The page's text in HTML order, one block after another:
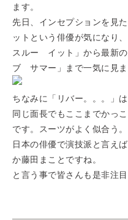
ます。
先日、インセプションを見
ットという俳優が気にな
スルー イット」から最新
ブ サマー」まで一気に見ま
ちなみに「リバー。。。」
同じ面長でもここまでかっ
です。スーツがよく似合う。
日本の俳優で演技派と言え
か藤田まことですね。
と言う事で皆さんも是非注